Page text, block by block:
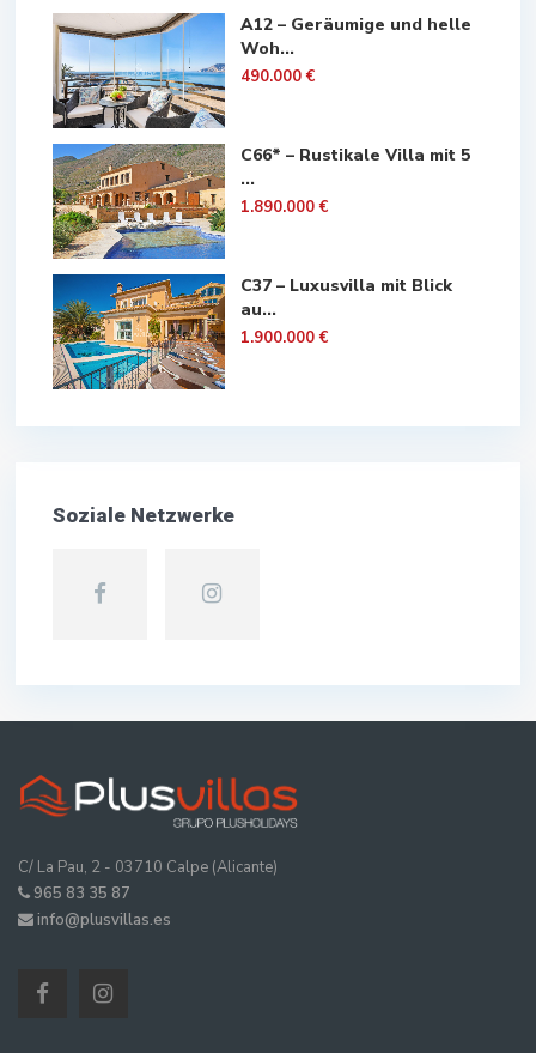
A12 – Geräumige und helle
Woh...
490.000 €
C66* – Rustikale Villa mit 5
...
1.890.000 €
C37 – Luxusvilla mit Blick
au...
1.900.000 €
Soziale Netzwerke
C/ La Pau, 2 - 03710 Calpe (Alicante)
965 83 35 87
info@plusvillas.es